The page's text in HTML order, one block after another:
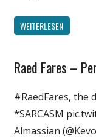
WEITERLESEN
Gesellschaft
Politik
Wissenschaft
Raed Fares –
#RaedFares, the
*SARCASM
Almassian